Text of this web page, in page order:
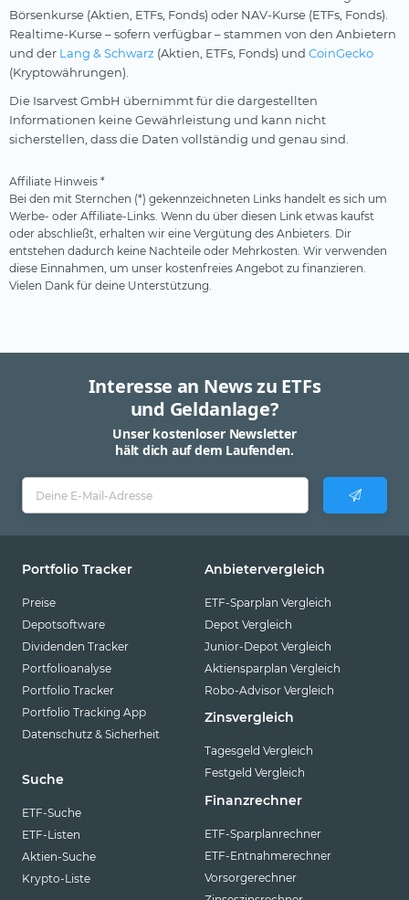
Börsenkurse (Aktien, ETFs, Fonds) oder NAV-Kurse (ETFs, Fonds).
Realtime-Kurse – sofern verfügbar – stammen von den Anbietern
und der Lang & Schwarz (Aktien, ETFs, Fonds) und CoinGecko
(Kryptowährungen).
Die Isarvest GmbH übernimmt für die dargestellten
Informationen keine Gewährleistung und kann nicht
sicherstellen, dass die Daten vollständig und genau sind.
Affiliate Hinweis *
Bei den mit Sternchen (*) gekennzeichneten Links handelt es sich um
Werbe- oder Affiliate-Links. Wenn du über diesen Link etwas kaufst
oder abschließt, erhalten wir eine Vergütung des Anbieters. Dir
entstehen dadurch keine Nachteile oder Mehrkosten. Wir verwenden
diese Einnahmen, um unser kostenfreies Angebot zu finanzieren.
Vielen Dank für deine Unterstützung.
Interesse an News zu ETFs
und Geldanlage?
Unser kostenloser Newsletter
hält dich auf dem Laufenden.
Portfolio Tracker
Preise
Depotsoftware
Dividenden Tracker
Portfolioanalyse
Portfolio Tracker
Portfolio Tracking App
Datenschutz & Sicherheit
Suche
ETF-Suche
ETF-Listen
Aktien-Suche
Krypto-Liste
Anbietervergleich
ETF-Sparplan Vergleich
Depot Vergleich
Junior-Depot Vergleich
Aktiensparplan Vergleich
Robo-Advisor Vergleich
Zinsvergleich
Tagesgeld Vergleich
Festgeld Vergleich
Finanzrechner
ETF-Sparplanrechner
ETF-Entnahmerechner
Vorsorgerechner